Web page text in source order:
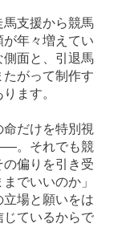
支援から競馬
年々増えてい
面と、引退馬
がって制作す
ます。
だけを特別視
。それでも競
偏りを引き受
でいいのか」
場と願いをは
ているからで